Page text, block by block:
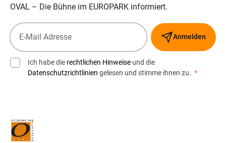
OVAL – Die Bühne im EUROPARK informiert.
Anmelden
Ich habe die rechtlichen Hinweise und die
Datenschutzrichtlinien gelesen und stimme ihnen zu. *